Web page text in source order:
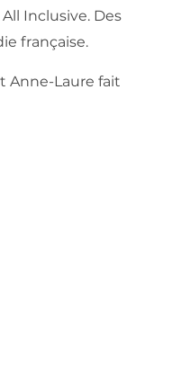
Inclusive. Des
française.
Anne-Laure fait